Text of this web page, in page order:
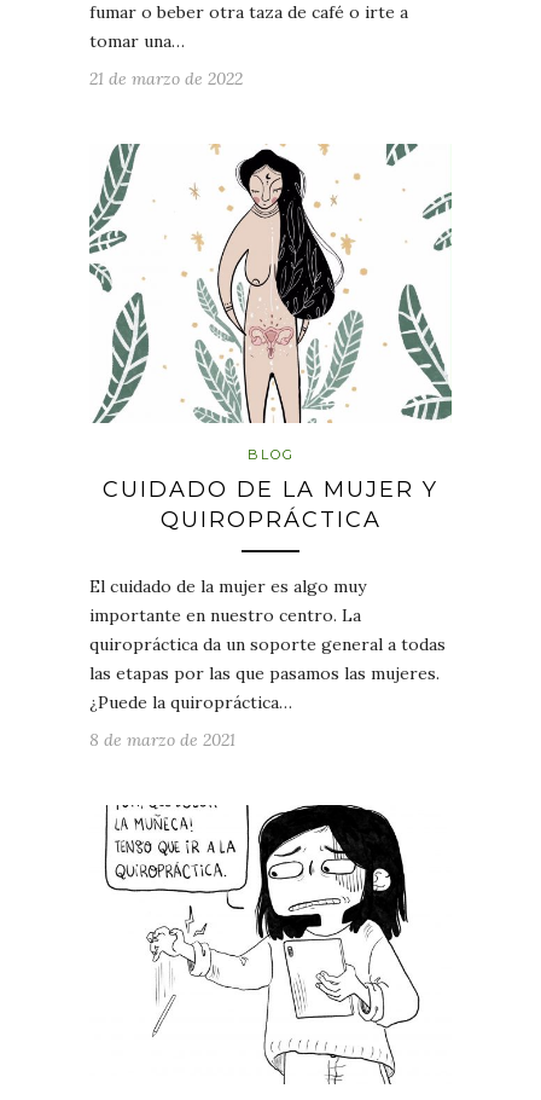
fumar o beber otra taza de café o irte a
tomar una…
21 de marzo de 2022
BLOG
CUIDADO DE LA MUJER Y
QUIROPRÁCTICA
El cuidado de la mujer es algo muy
importante en nuestro centro. La
quiropráctica da un soporte general a todas
las etapas por las que pasamos las mujeres.
¿Puede la quiropráctica…
8 de marzo de 2021